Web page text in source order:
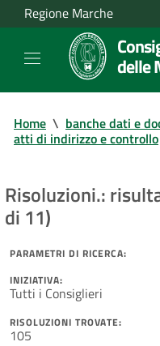
Regione Marche
delle
Home \ banche dati e
atti di indirizzo e controllo
Risoluzioni.:
di 11)
PARAMETRI DI RICERCA:
INIZIATIVA:
Tutti i Consiglieri
RISOLUZIONI TROVATE:
105